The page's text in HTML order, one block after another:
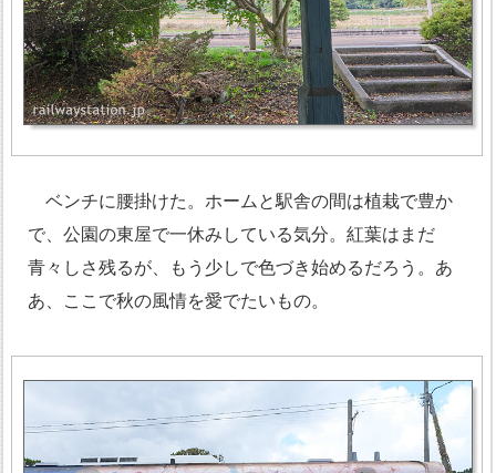
ベンチに腰掛けた。ホームと駅舎の間は植栽で豊か
で、公園の東屋で一休みしている気分。紅葉はまだ
青々しさ残るが、もう少しで色づき始めるだろう。あ
あ、ここで秋の風情を愛でたいもの。